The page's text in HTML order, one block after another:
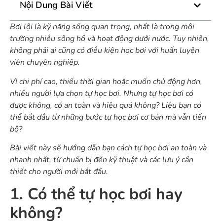
Nội Dung Bài Viết
Bơi lội là kỹ năng sống quan trọng, nhất là trong môi
trường nhiều sông hồ và hoạt động dưới nước. Tuy nhiên,
không phải ai cũng có điều kiện học bơi với huấn luyện
viên chuyên nghiệp.
Vì chi phí cao, thiếu thời gian hoặc muốn chủ động hơn,
nhiều người lựa chọn tự học bơi. Nhưng tự học bơi có
được không, có an toàn và hiệu quả không? Liệu bạn có
thể bắt đầu từ những bước tự học bơi cơ bản mà vẫn tiến
bộ?
Bài viết này sẽ hướng dẫn bạn cách tự học bơi an toàn và
nhanh nhất, từ chuẩn bị đến kỹ thuật và các lưu ý cần
thiết cho người mới bắt đầu.
1. Có thể tự học bơi hay
không?